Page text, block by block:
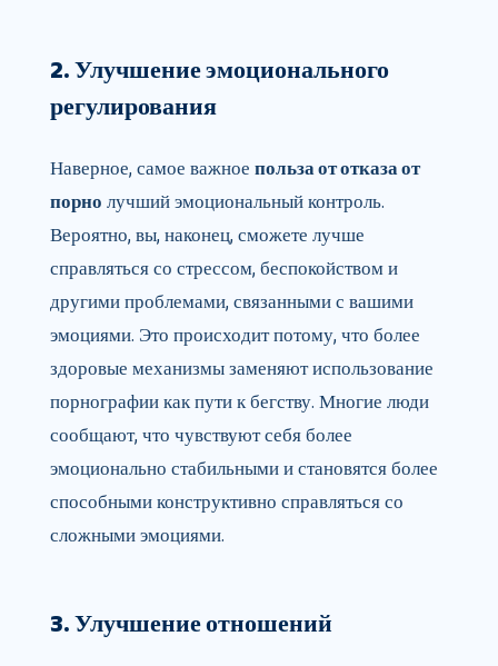
2. Улучшение эмоционального
регулирования
Наверное, самое важное польза от отказа от
порно лучший эмоциональный контроль.
Вероятно, вы, наконец, сможете лучше
справляться со стрессом, беспокойством и
другими проблемами, связанными с вашими
эмоциями. Это происходит потому, что более
здоровые механизмы заменяют использование
порнографии как пути к бегству. Многие люди
сообщают, что чувствуют себя более
эмоционально стабильными и становятся более
способными конструктивно справляться со
сложными эмоциями.
3. Улучшение отношений